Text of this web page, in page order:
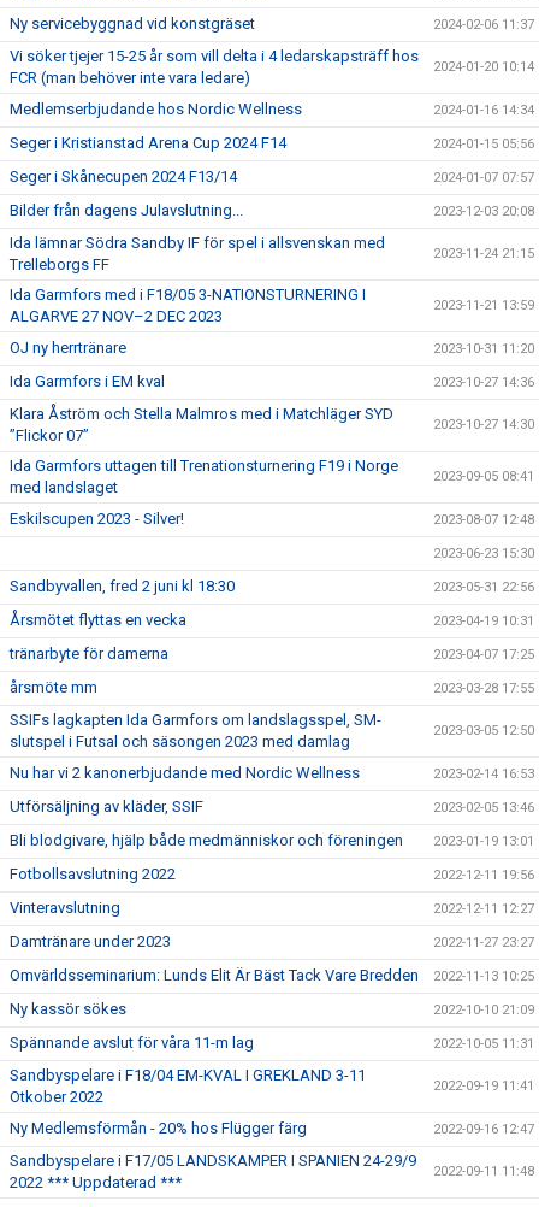
Ny servicebyggnad vid konstgräset 2024-02-06 11:37
Vi söker tjejer 15-25 år som vill delta i 4 ledarskapsträff hos
FCR (man behöver inte vara ledare)
2024-01-20 10:14
Medlemserbjudande hos Nordic Wellness 2024-01-16 14:34
Seger i Kristianstad Arena Cup 2024 F14 2024-01-15 05:56
Seger i Skånecupen 2024 F13/14 2024-01-07 07:57
Bilder från dagens Julavslutning... 2023-12-03 20:08
Ida lämnar Södra Sandby IF för spel i allsvenskan med
Trelleborgs FF
2023-11-24 21:15
Ida Garmfors med i F18/05 3-NATIONSTURNERING I
ALGARVE 27 NOV–2 DEC 2023
2023-11-21 13:59
OJ ny herrtränare 2023-10-31 11:20
Ida Garmfors i EM kval 2023-10-27 14:36
Klara Åström och Stella Malmros med i Matchläger SYD
”Flickor 07”
2023-10-27 14:30
Ida Garmfors uttagen till Trenationsturnering F19 i Norge
med landslaget
2023-09-05 08:41
Eskilscupen 2023 - Silver! 2023-08-07 12:48
2023-06-23 15:30
Sandbyvallen, fred 2 juni kl 18:30 2023-05-31 22:56
Årsmötet flyttas en vecka 2023-04-19 10:31
tränarbyte för damerna 2023-04-07 17:25
årsmöte mm 2023-03-28 17:55
SSIFs lagkapten Ida Garmfors om landslagsspel, SM-
slutspel i Futsal och säsongen 2023 med damlag
2023-03-05 12:50
Nu har vi 2 kanonerbjudande med Nordic Wellness 2023-02-14 16:53
Utförsäljning av kläder, SSIF 2023-02-05 13:46
Bli blodgivare, hjälp både medmänniskor och föreningen 2023-01-19 13:01
Fotbollsavslutning 2022 2022-12-11 19:56
Vinteravslutning 2022-12-11 12:27
Damtränare under 2023 2022-11-27 23:27
Omvärldsseminarium: Lunds Elit Är Bäst Tack Vare Bredden 2022-11-13 10:25
Ny kassör sökes 2022-10-10 21:09
Spännande avslut för våra 11-m lag 2022-10-05 11:31
Sandbyspelare i F18/04 EM-KVAL I GREKLAND 3-11
Otkober 2022
2022-09-19 11:41
Ny Medlemsförmån - 20% hos Flügger färg 2022-09-16 12:47
Sandbyspelare i F17/05 LANDSKAMPER I SPANIEN 24-29/9
2022 *** Uppdaterad ***
2022-09-11 11:48